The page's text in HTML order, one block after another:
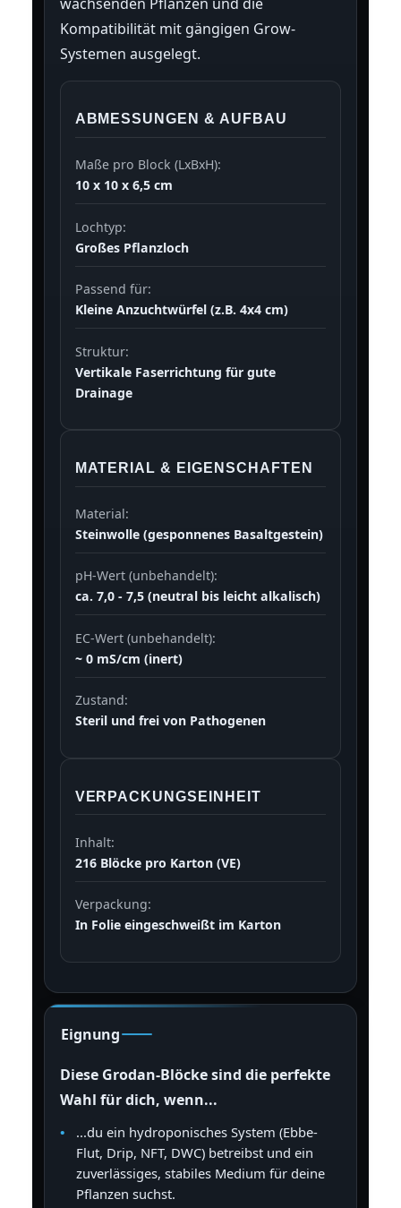
Kompatibilität mit gängigen Grow-
Systemen ausgelegt.
ABMESSUNGEN & AUFBAU
Maße pro Block (LxBxH):
10 x 10 x 6,5 cm
Lochtyp:
Großes Pflanzloch
Passend für:
Kleine Anzuchtwürfel (z.B. 4x4 cm)
Struktur:
Vertikale Faserrichtung für gute
Drainage
MATERIAL & EIGENSCHAFTEN
Material:
Steinwolle (gesponnenes Basaltgestein)
pH-Wert (unbehandelt):
ca. 7,0 - 7,5 (neutral bis leicht alkalisch)
EC-Wert (unbehandelt):
~ 0 mS/cm (inert)
Zustand:
Steril und frei von Pathogenen
VERPACKUNGSEINHEIT
Inhalt:
216 Blöcke pro Karton (VE)
Verpackung:
In Folie eingeschweißt im Karton
Eignung
Diese Grodan-Blöcke sind die perfekte
Wahl für dich, wenn...
...du ein hydroponisches System (Ebbe-
Flut, Drip, NFT, DWC) betreibst und ein
zuverlässiges, stabiles Medium für deine
Pflanzen suchst.